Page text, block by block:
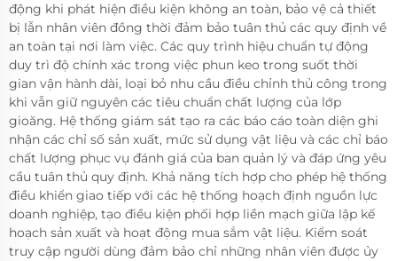
động khi phát hiện điều kiện không an toàn, bảo vệ cả thiết
bị lẫn nhân viên đồng thời đảm bảo tuân thủ các quy định về
an toàn tại nơi làm việc. Các quy trình hiệu chuẩn tự động
duy trì độ chính xác trong việc phun keo trong suốt thời
gian vận hành dài, loại bỏ nhu cầu điều chỉnh thủ công trong
khi vẫn giữ nguyên các tiêu chuẩn chất lượng của lớp
gioăng. Hệ thống giám sát tạo ra các báo cáo toàn diện ghi
nhận các chỉ số sản xuất, mức sử dụng vật liệu và các chỉ báo
chất lượng phục vụ đánh giá của ban quản lý và đáp ứng yêu
cầu tuân thủ quy định. Khả năng tích hợp cho phép hệ thống
điều khiển giao tiếp với các hệ thống hoạch định nguồn lực
doanh nghiệp, tạo điều kiện phối hợp liền mạch giữa lập kế
hoạch sản xuất và hoạt động mua sắm vật liệu. Kiểm soát
truy cập người dùng đảm bảo chỉ những nhân viên được ủy